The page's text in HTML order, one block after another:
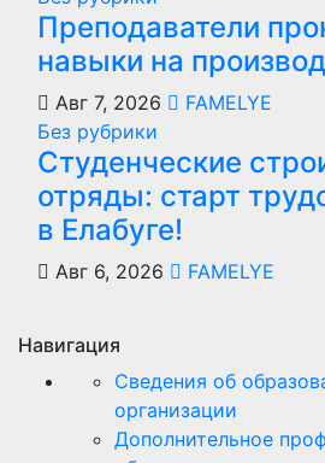
Преподаватели
навыки на
Авг 7, 2026
FAMELYE
Без рубрики
Студенческие
отряды: старт
в Елабуге!
Авг 6, 2026 FAMELYE
Навигация
Сведения об
организации
Дополнительное